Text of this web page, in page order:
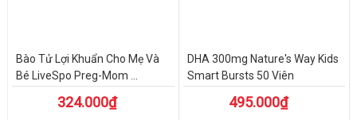
Bào Tử Lợi Khuẩn Cho Mẹ Và
Bé LiveSpo Preg-Mom ...
324.000₫
DHA 300mg Nature's Way Kids
Smart Bursts 50 Viên
495.000₫